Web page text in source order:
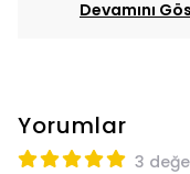
Devamını
Yorumlar
3